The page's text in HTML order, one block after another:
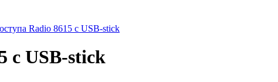
Radio 8615 с USB-stick
с USB-stick